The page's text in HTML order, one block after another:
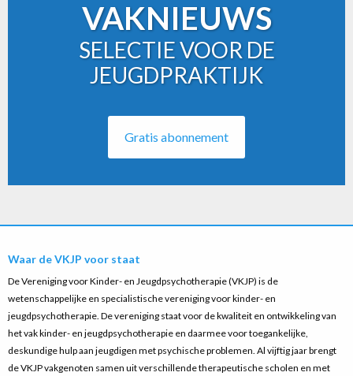
VAKNIEUWS
SELECTIE VOOR DE
JEUGDPRAKTIJK
Gratis abonnement
Waar de VKJP voor staat
De Vereniging voor Kinder- en Jeugdpsychotherapie (VKJP) is de
wetenschappelijke en specialistische vereniging voor kinder- en
jeugdpsychotherapie. De vereniging staat voor de kwaliteit en ontwikkeling van
het vak kinder- en jeugdpsychotherapie en daarmee voor toegankelijke,
deskundige hulp aan jeugdigen met psychische problemen. Al vijftig jaar brengt
de VKJP vakgenoten samen uit verschillende therapeutische scholen en met